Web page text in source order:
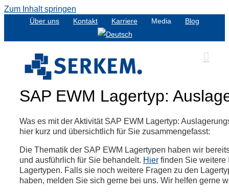
Zum Inhalt springen
Über uns Kontakt Karriere Media Blog
SAP EWM Lagertyp:
Was es mit der Aktivität SAP EWM Lagertyp:
hier kurz und übersichtlich für Sie zusammengefasst:
Die Thematik der SAP EWM Lagertypen haben wir
und ausführlich für Sie behandelt. Hier finden Sie weitere
Lagertypen. Falls sie noch weitere Fragen zu den
haben, melden Sie sich gerne bei uns. Wir helfen gerne